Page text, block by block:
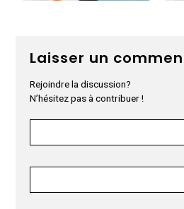
Laisser un
Rejoindre la discussion?
N’hésitez pas à contribuer !